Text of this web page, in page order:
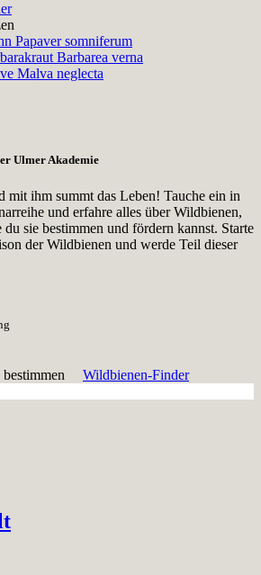
Papaver somniferum
Barbarea verna
Malva neglecta
Ulmer Akademie
mit ihm summt das Leben! Tauche ein in
und erfahre alles über Wildbienen,
sie bestimmen und fördern kannst. Starte
der Wildbienen und werde Teil dieser
Wildbienen-Finder